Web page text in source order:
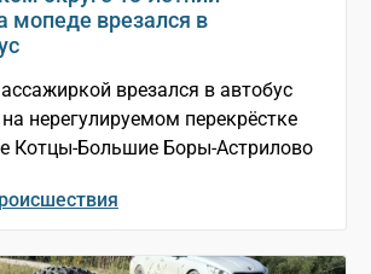
мопеде врезался в
врезался в автобус
нерегулируемом перекрёстке
Котцы-Большие Боры-Астрилово